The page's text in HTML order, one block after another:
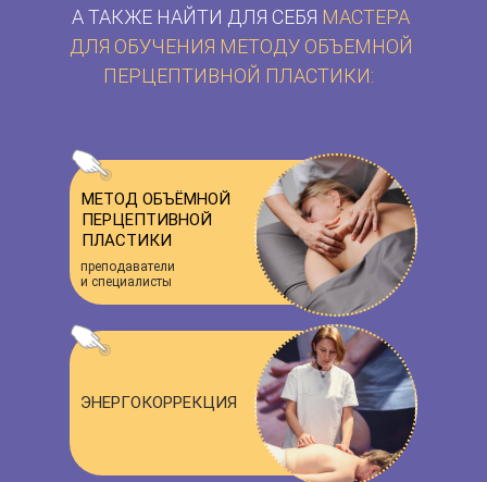
А ТАКЖЕ НАЙТИ ДЛЯ СЕБЯ МАСТЕРА
ДЛЯ ОБУЧЕНИЯ МЕТОДУ ОБЪЕМНОЙ
ПЕРЦЕПТИВНОЙ ПЛАСТИКИ:
МЕТОД ОБЪЁМНОЙ
ПЕРЦЕПТИВНОЙ
ПЛАСТИКИ
преподаватели
и специалисты
ЭНЕРГОКОРРЕКЦИЯ